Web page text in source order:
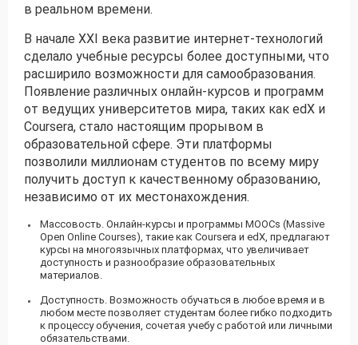
в реальном времени.
В начале XXI века развитие интернет-технологий
сделало учебные ресурсы более доступными, что
расширило возможности для самообразования.
Появление различных онлайн-курсов и программ
от ведущих университетов мира, таких как edX и
Coursera, стало настоящим прорывом в
образовательной сфере. Эти платформы
позволили миллионам студентов по всему миру
получить доступ к качественному образованию,
независимо от их местонахождения.
Массовость. Онлайн-курсы и программы MOOCs (Massive
Open Online Courses), такие как Coursera и edX, предлагают
курсы на многоязычных платформах, что увеличивает
доступность и разнообразие образовательных
материалов.
Доступность. Возможность обучаться в любое время и в
любом месте позволяет студентам более гибко подходить
к процессу обучения, сочетая учебу с работой или личными
обязательствами.